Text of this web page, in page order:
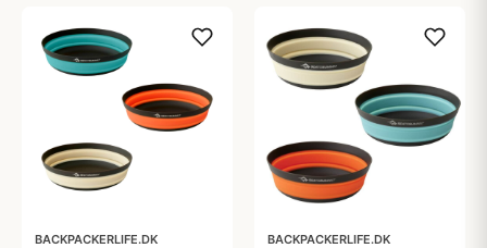
BACKPACKERLIFE.DK BACKPACKERLIFE.DK